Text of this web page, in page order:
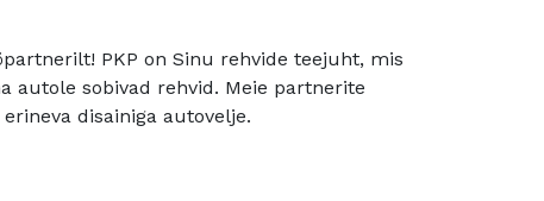
PKP on Sinu rehvide teejuht, mis
autole sobivad rehvid. Meie partnerite
disainiga autovelje.